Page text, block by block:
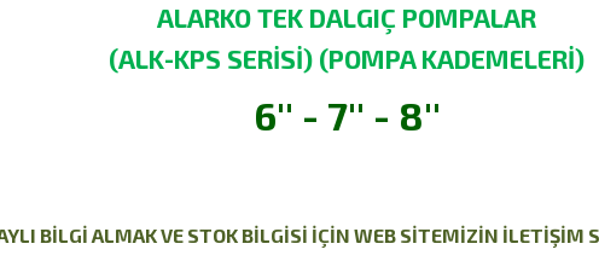
ALARKO TEK DALGIÇ POMPALAR
(ALK-KPS SERİSİ) (POMPA KADEMELERİ)
6'' - 7'' - 8''
BİLGİ ALMAK VE STOK BİLGİSİ İÇİN WEB SİTEMİZİN İLETİŞİM